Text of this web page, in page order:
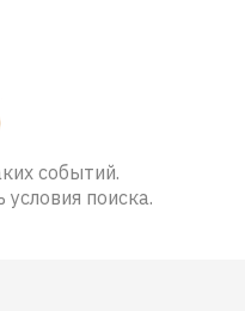
событий.
поиска.